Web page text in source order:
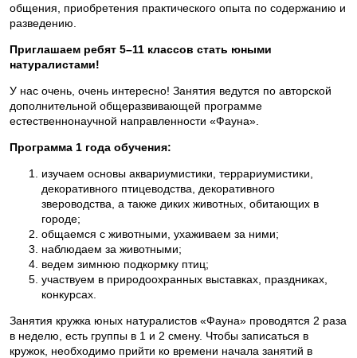
общения, приобретения практического опыта по содержанию и
разведению.
Приглашаем ребят 5–11 классов стать юными
натуралистами!
У нас очень, очень интересно! Занятия ведутся по авторской
дополнительной общеразвивающей программе
естественнонаучной направленности «Фауна».
Программа 1 года обучения:
изучаем основы аквариумистики, террариумистики,
декоративного птицеводства, декоративного
звероводства, а также диких животных, обитающих в
городе;
общаемся с животными, ухаживаем за ними;
наблюдаем за животными;
ведем зимнюю подкормку птиц;
участвуем в природоохранных выставках, праздниках,
конкурсах.
Занятия кружка юных натуралистов «Фауна» проводятся 2 раза
в неделю, есть группы в 1 и 2 смену. Чтобы записаться в
кружок, необходимо прийти ко времени начала занятий в